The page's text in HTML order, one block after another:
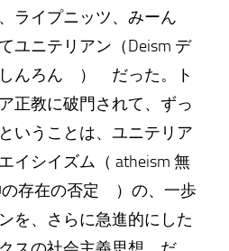
ライプニッツ、みーん
ユニテリアン（Deism デ
しんろん ） だった。ト
正教に破門されて、ずっ
いうことは、ユニテリア
イシイズム（ atheism 無
の存在の否定 ）の、一歩
を、さらに急進的にした